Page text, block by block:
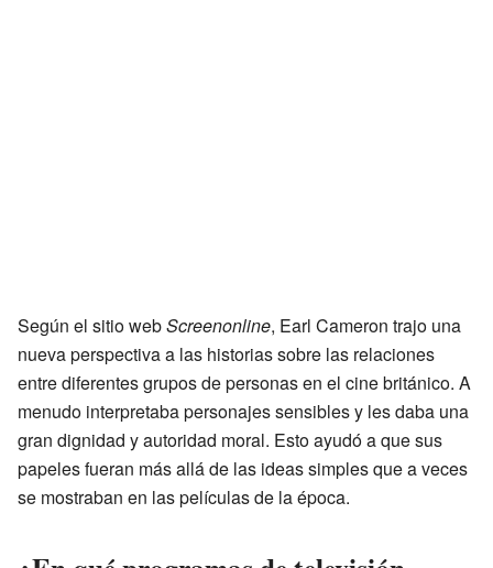
Según el sitio webScreenonline, Earl Cameron trajo una
nueva perspectiva a las historias sobre las relaciones
entre diferentes grupos de personas en el cine británico. A
menudo interpretaba personajes sensibles y les daba una
gran dignidad y autoridad moral. Esto ayudó a que sus
papeles fueran más allá de las ideas simples que a veces
se mostraban en las películas de la época.